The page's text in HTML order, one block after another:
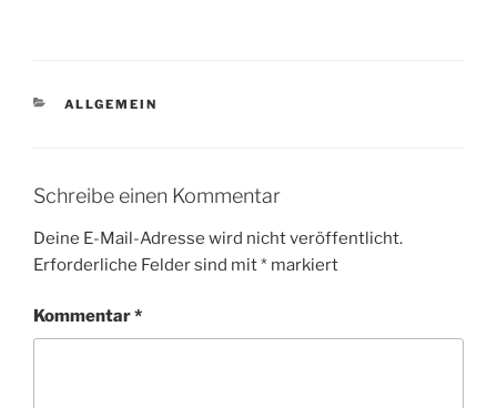
KATEGORIEN
ALLGEMEIN
Schreibe einen Kommentar
Deine E-Mail-Adresse wird nicht veröffentlicht.
Erforderliche Felder sind mit* markiert
Kommentar*